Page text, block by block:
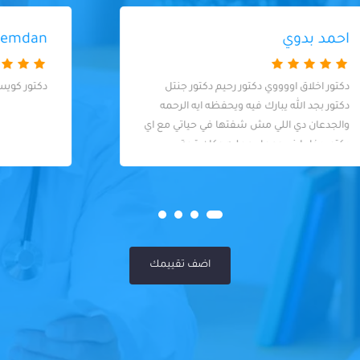
mahmod hemdan
دكتور كويس وعيادة نظيفة
اضف تقييمك